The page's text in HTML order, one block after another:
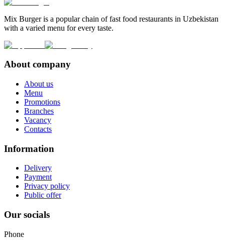
Mix Burger is a popular chain of fast food restaurants in Uzbekistan
with a varied menu for every taste.
About company
About us
Menu
Promotions
Branches
Vacancy
Contacts
Information
Delivery
Payment
Privacy policy
Public offer
Our socials
Phone